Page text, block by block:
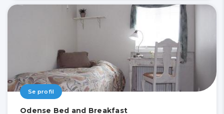
Se profil
Odense Bed and Breakfast